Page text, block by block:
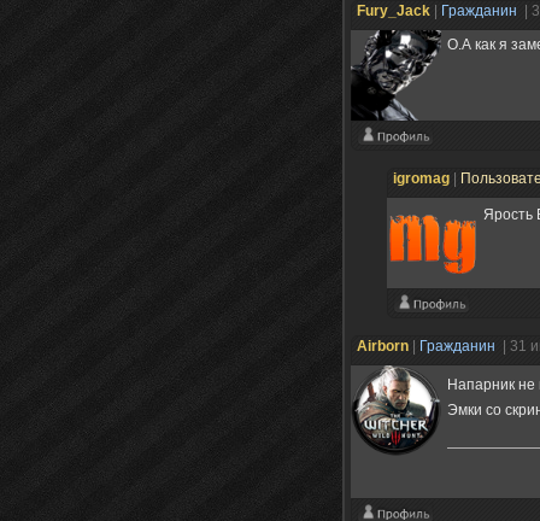
Fury_Jack Гражданин
|
О.А как я
igromag
Ярость
Airborn Гражданин | 31
Напарник
Эмки со